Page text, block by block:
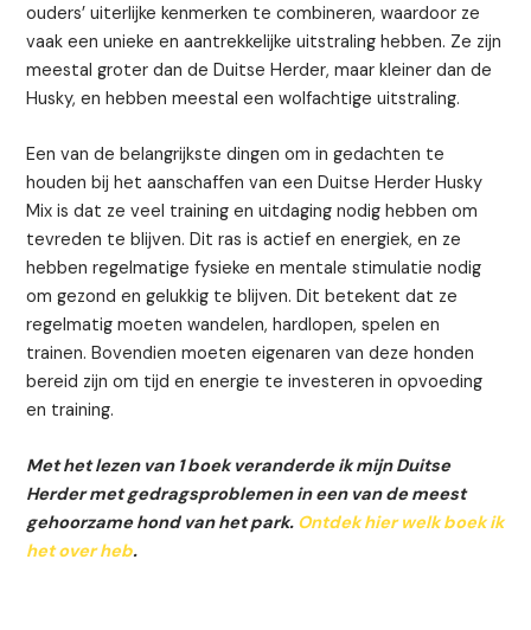
ouders’ uiterlijke kenmerken te combineren, waardoor ze
vaak een unieke en aantrekkelijke uitstraling hebben. Ze zijn
meestal groter dan de Duitse Herder, maar kleiner dan de
Husky, en hebben meestal een wolfachtige uitstraling.
Een van de belangrijkste dingen om in gedachten te
houden bij het aanschaffen van een Duitse Herder Husky
Mix is dat ze veel training en uitdaging nodig hebben om
tevreden te blijven. Dit ras is actief en energiek, en ze
hebben regelmatige fysieke en mentale stimulatie nodig
om gezond en gelukkig te blijven. Dit betekent dat ze
regelmatig moeten wandelen, hardlopen, spelen en
trainen. Bovendien moeten eigenaren van deze honden
bereid zijn om tijd en energie te investeren in opvoeding
en training.
Met het lezen van 1 boek veranderde ik mijn Duitse
Herder met gedragsproblemen in een van de meest
gehoorzame hond van het park. Ontdek hier welk boek ik
het over heb.